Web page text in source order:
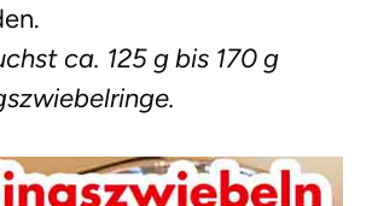
ca. 125 g bis 170 g